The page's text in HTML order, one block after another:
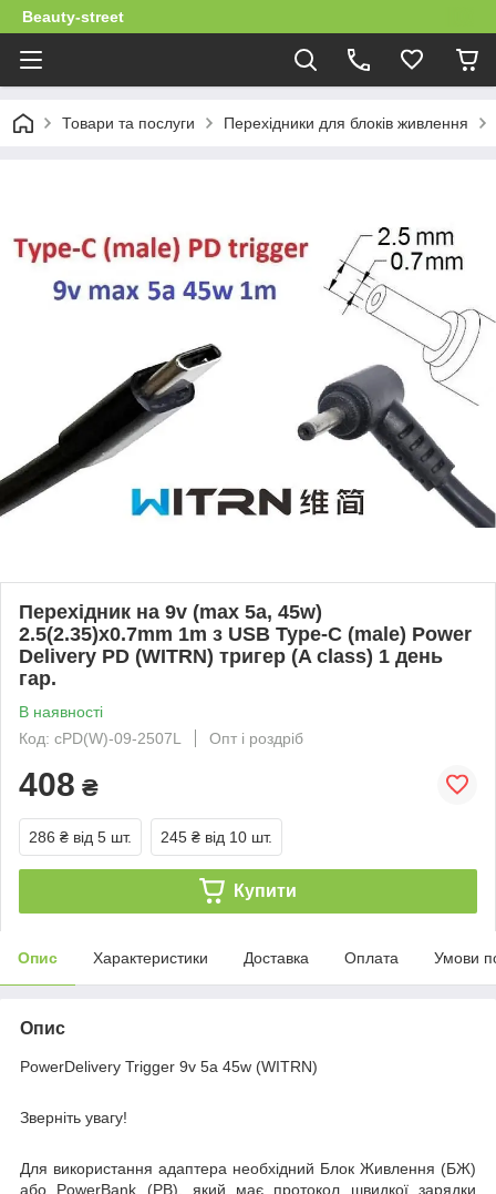
Beauty-street
Товари та послуги Перехідники для блоків живлення
Перехідник на 9v (max 5a, 45w)
2.5(2.35)x0.7mm 1m з USB Type-C (male) Power
Delivery PD (WITRN) тригер (A class) 1 день
гар.
В наявності
Код: cPD(W)-09-2507L
Опт і роздріб
408 ₴
286 ₴ від 5 шт. 245 ₴ від 10 шт.
Купити
Опис Характеристики Доставка Оплата Умови
Опис
PowerDelivery Trigger 9v 5a 45w (WITRN)
Зверніть увагу!
Для використання адаптера необхідний Блок Живлення (БЖ)
або PowerBank (PB) , який має протокол швидкої зарядки